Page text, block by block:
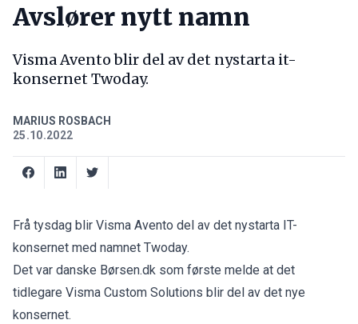
Avslører nytt namn
Visma Avento blir del av det nystarta it-
konsernet Twoday.
MARIUS ROSBACH
25.10.2022
Frå tysdag blir Visma Avento del av det nystarta IT-
konsernet med namnet Twoday.
Det var danske Børsen.dk som første melde at det
tidlegare Visma Custom Solutions blir del av det nye
konsernet.